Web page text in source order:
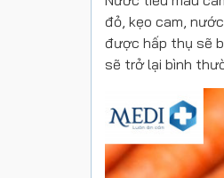
đỏ, kẹo cam,
được hấp thụ sẽ
sẽ trở lại bình